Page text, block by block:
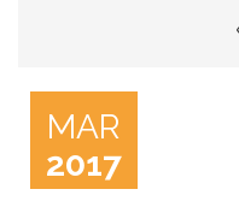
MAR
2017